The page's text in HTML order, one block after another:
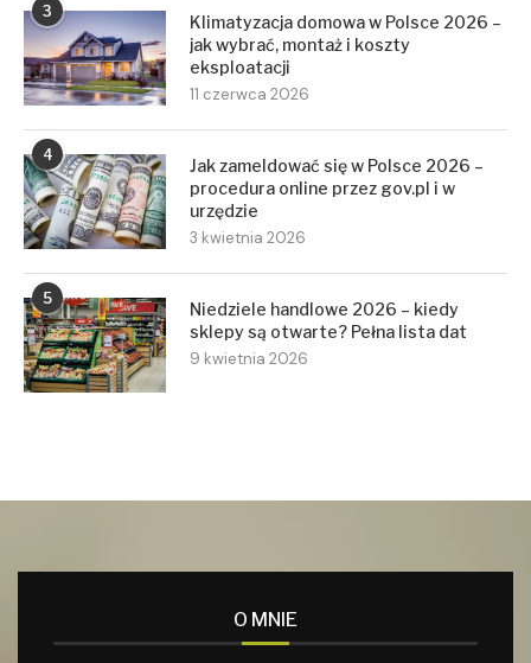
3
Klimatyzacja domowa w Polsce 2026 –
jak wybrać, montaż i koszty
eksploatacji
11 czerwca 2026
4
Jak zameldować się w Polsce 2026 –
procedura online przez gov.pl i w
urzędzie
3 kwietnia 2026
5
Niedziele handlowe 2026 – kiedy
sklepy są otwarte? Pełna lista dat
9 kwietnia 2026
O MNIE